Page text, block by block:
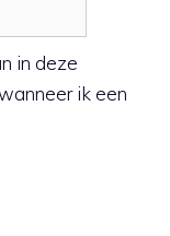
in deze
ik een